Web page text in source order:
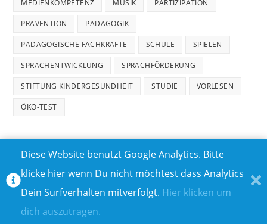
MEDIENKOMPETENZ MUSIK PARTIZIPATION
PRÄVENTION PÄDAGOGIK
PÄDAGOGISCHE FACHKRÄFTE SCHULE SPIELEN
SPRACHENTWICKLUNG SPRACHFÖRDERUNG
STIFTUNG KINDERGESUNDHEIT STUDIE VORLESEN
ÖKO-TEST
TEILNAHMEBEDINGUNGEN FÜR GEWINNSPIELE
IMPRESSUM
ÜBER UNS I
Diese Website benutzt Google Analytics. Bitte
klicke hier wenn Du nicht möchtest dass Analytics
Dein Surfverhalten mitverfolgt. Hier klicken um
dich auszutragen.